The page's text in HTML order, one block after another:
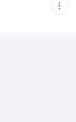
현
재